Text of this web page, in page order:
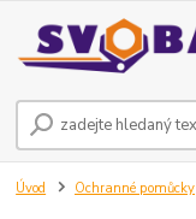
Úvod Ochranné pomůcky